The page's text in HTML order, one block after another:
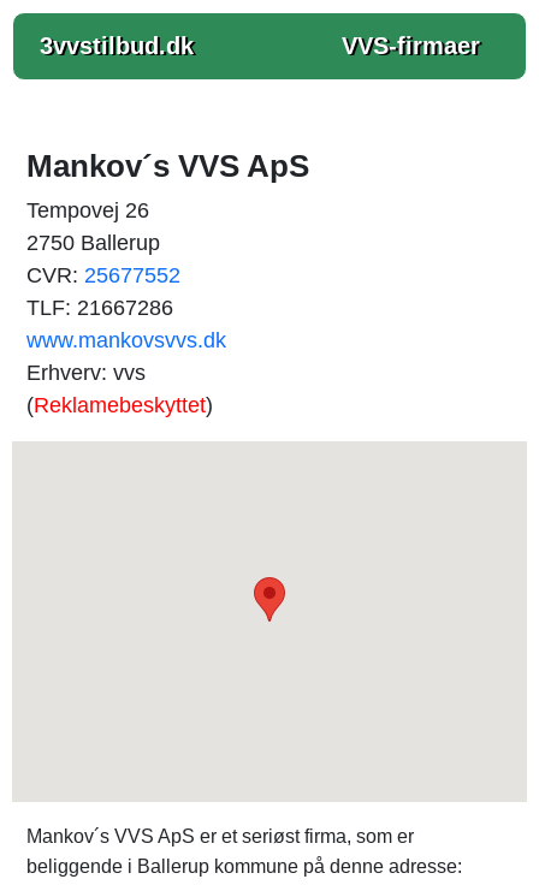
3vvstilbud.dk VVS-firmaer
Mankov´s VVS ApS
Tempovej 26
2750 Ballerup
CVR: 25677552
TLF: 21667286
www.mankovsvvs.dk
Erhverv: vvs
(Reklamebeskyttet)
Mankov´s VVS ApS er et seriøst firma, som er
beliggende i Ballerup kommune på denne adresse: